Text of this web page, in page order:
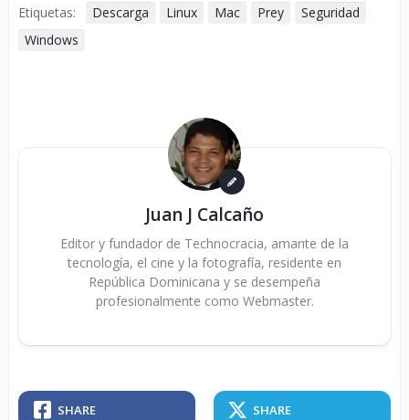
Etiquetas: Descarga Linux Mac Prey
Seguridad
Windows
Juan J Calcaño
Editor y fundador de Technocracia, amante de la
tecnología, el cine y la fotografía, residente en
República Dominicana y se desempeña
profesionalmente como Webmaster.
SHARE SHARE